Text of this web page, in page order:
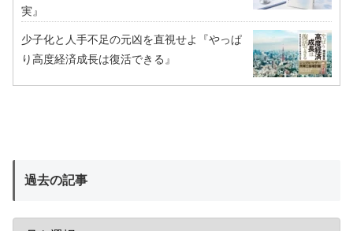
実』
少子化と人手不足の元凶を直視せよ『やっぱ
り高度経済成長は復活できる』
過去の記事